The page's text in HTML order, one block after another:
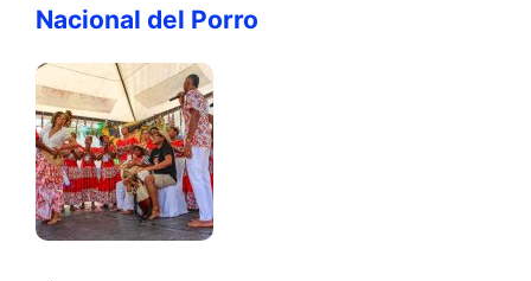
Nacional del Porro